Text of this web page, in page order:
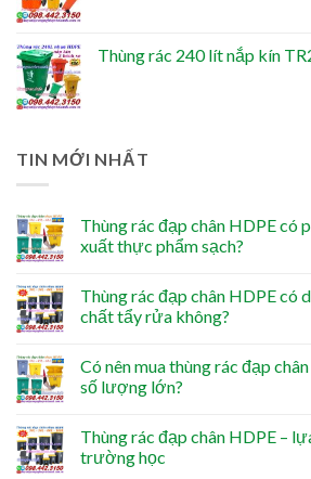
Thùng rác 240 lít nắp kín
TIN MỚI NHẤT
Thùng rác đạp chân HDPE có
xuất thực phẩm sạch?
Thùng rác đạp chân HDPE có
chất tẩy rửa không?
Có nên mua thùng rác đạp
số lượng lớn?
Thùng rác đạp chân HDPE –
trường học